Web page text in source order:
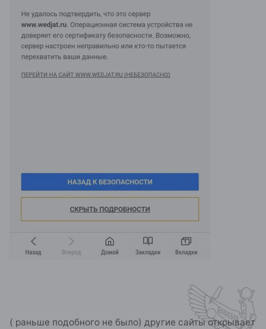
( раньше подобного не было) другие сайты открывает